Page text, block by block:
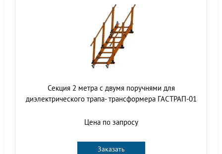
Секция 2 метра с двумя поручнями для
диэлектрического трапа- трансформера ГАСТРАП-01
Цена по запросу
Заказать